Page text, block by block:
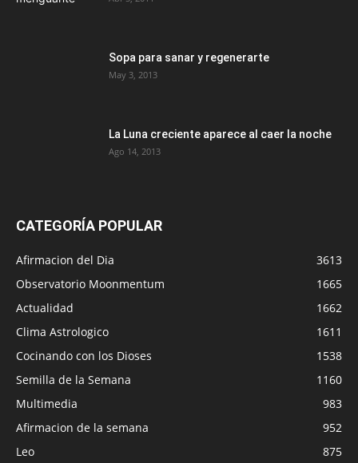
Sopa para sanar y regenerarte
May 3, 2013
La Luna creciente aparece al caer la noche
Ago 14, 2013
CATEGORÍA POPULAR
Afirmacion del Dia
3613
Observatorio Moonmentum
1665
Actualidad
1662
Clima Astrologico
1611
Cocinando con los Dioses
1538
Semilla de la Semana
1160
Multimedia
983
Afirmacion de la semana
952
Leo
875